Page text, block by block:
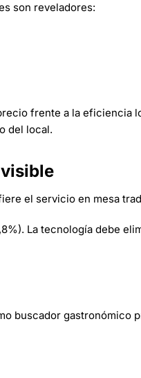
son reveladores:
frente a la eficiencia
del local.
el servicio en mesa
La tecnología debe
buscador gastronómico